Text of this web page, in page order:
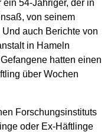
54-Jähriger, der in
von seinem
auch Berichte von
in Hameln
hatten einen
über Wochen
Forschungsinstituts
oder Ex-Häftlinge